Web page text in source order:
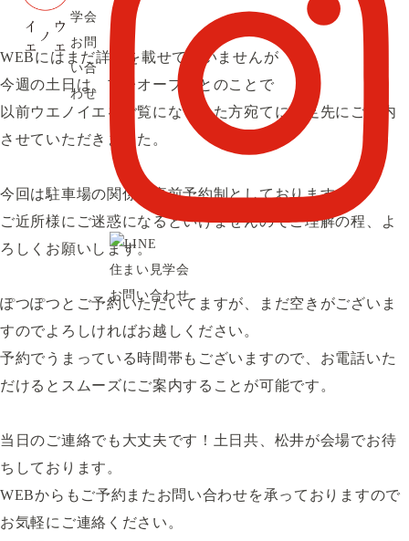
学会
お問
い合
わせ
住まい見学会
お問い合わせ
WEBにはまだ詳細を載せてはいませんが
今週の土日は、プレオープンとのことで
以前ウエノイエをご覧になられた方宛てに一足先にご案内
させていただきました。
今回は駐車場の関係で事前予約制としております。
ご近所様にご迷惑になるといけませんのでご理解の程、よ
ろしくお願いします。
ぽつぽつとご予約いただいてますが、まだ空きがございま
すのでよろしければお越しください。
予約でうまっている時間帯もございますので、お電話いた
だけるとスムーズにご案内することが可能です。
当日のご連絡でも大丈夫です！土日共、松井が会場でお待
ちしております。
WEBからもご予約またお問い合わせを承っておりますので
お気軽にご連絡ください。